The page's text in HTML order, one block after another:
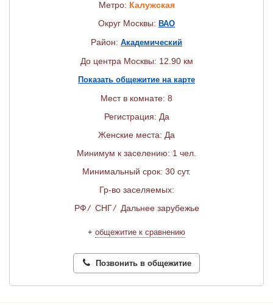
Метро: Калужская
Округ Москвы: ВАО
Район: Академический
До центра Москвы: 12.90 км
Показать общежитие на карте
Мест в комнате: 8
Регистрация: Да
Женские места: Да
Минимум к заселению: 1 чел.
Минимальный срок: 30 сут.
Гр-во заселяемых:
РФ/ СНГ/ Дальнее зарубежье
+ общежитие к сравнению
Позвонить в общежитие